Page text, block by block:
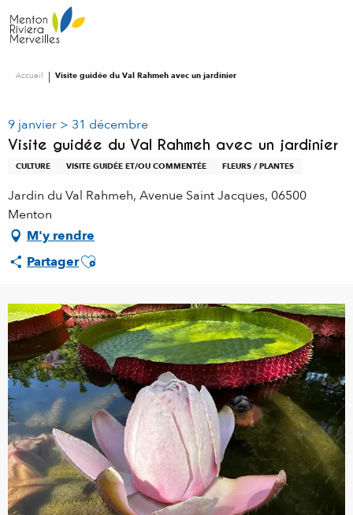
au
contenu
Accueil Visite guidée du Val Rahmeh avec un jardinier
9 janvier > 31 décembre
Visite guidée du Val Rahmeh avec un jardinier
CULTURE VISITE GUIDÉE ET/OU COMMENTÉE FLEURS / PLANTES
Jardin du Val Rahmeh, Avenue Saint Jacques, 06500
Menton
M'y rendre
PartagerAjouter aux favoris